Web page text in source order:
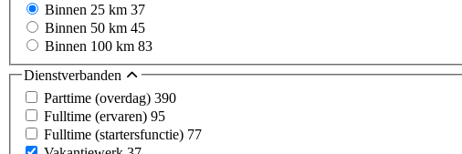
Binnen 25 km 37
Binnen 50 km 45
Binnen 100 km 83
Dienstverbanden
Parttime (overdag) 390
Fulltime (ervaren) 95
Fulltime (startersfunctie) 77